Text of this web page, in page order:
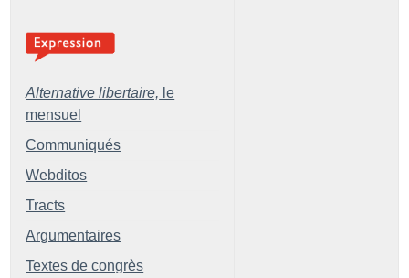
Alternative libertaire, le
mensuel
Communiqués
Webditos
Tracts
Argumentaires
Textes de congrès